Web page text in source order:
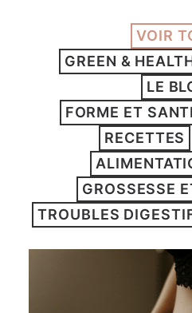
podcast
YOGA
faire le
VOIR
GREEN &
LE
FORME ET
RECETTES
GROSSESSE
TROUBLES